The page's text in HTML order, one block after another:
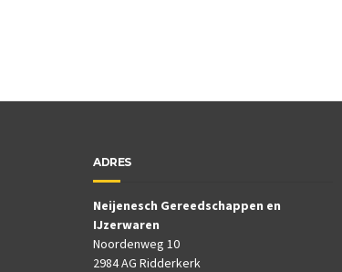
ADRES
Neijenesch Gereedschappen en
IJzerwaren
Noordenweg 10
2984 AG Ridderkerk